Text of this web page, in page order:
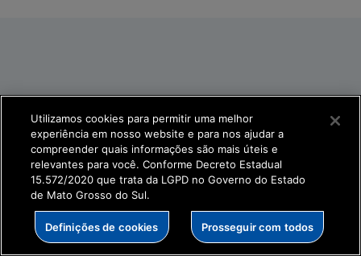
Utilizamos cookies para permitir uma melhor
experiência em nosso website e para nos ajudar a
compreender quais informações são mais úteis e
relevantes para você. Conforme Decreto Estadual
15.572/2020 que trata da LGPD no Governo do Estado
de Mato Grosso do Sul.
Definições de cookies Prosseguir com todos